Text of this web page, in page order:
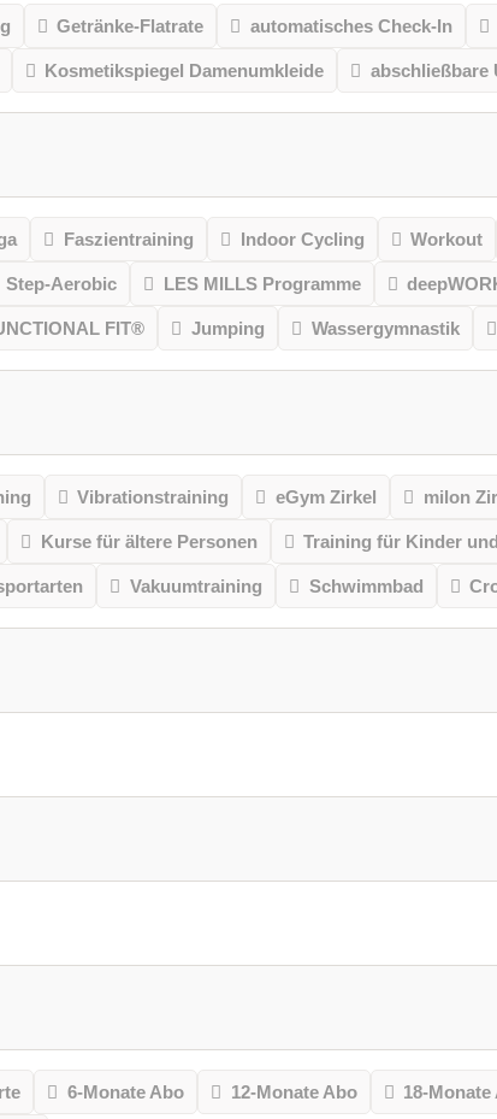
Getränke-Flatrate automatisches Check-In
Kosmetikspiegel Damenumkleide abschließbare
Faszientraining Indoor Cycling Workout
Step-Aerobic LES MILLS Programme
FIT® Jumping Wassergymnastik
Vibrationstraining eGym Zirkel milon
Kurse für ältere Personen Training für Kinder
Vakuumtraining Schwimmbad
6-Monate Abo 12-Monate Abo 18-Monate